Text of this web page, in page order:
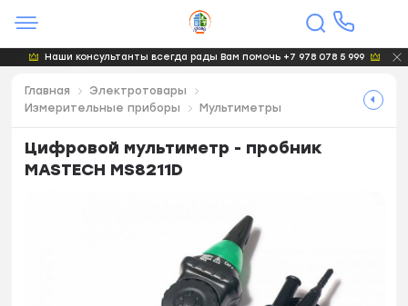
Наши консультанты всегда рады Вам помочь +7 978 078 5 999
Главная
Электротовары
Измерительные приборы
Мультиметры
Цифровой мультиметр - пробник
MASTECH MS8211D